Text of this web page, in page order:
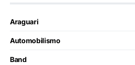
Araguari
Automobilismo
Band